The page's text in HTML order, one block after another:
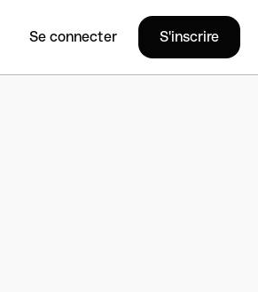
Se connecter S'inscrire